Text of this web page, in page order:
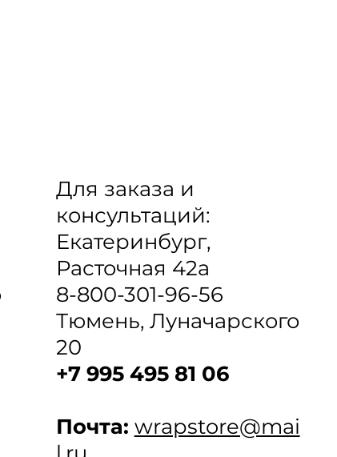
Для заказа и
консультаций:
Екатеринбург,
Расточная 42а
8-800-301-96-56
Тюмень, Луначарского
20
+7 995 495 81 06
Почта: wrapstore@mai